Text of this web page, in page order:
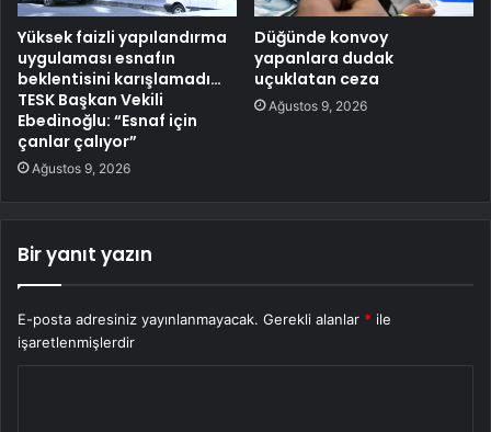
Yüksek faizli yapılandırma
uygulaması esnafın
beklentisini karışlamadı…
TESK Başkan Vekili
Ebedinoğlu: “Esnaf için
çanlar çalıyor”
Ağustos 9, 2026
Düğünde konvoy
yapanlara dudak
uçuklatan ceza
Ağustos 9, 2026
Bir yanıt yazın
E-posta adresiniz yayınlanmayacak. Gerekli alanlar * ile
işaretlenmişlerdir